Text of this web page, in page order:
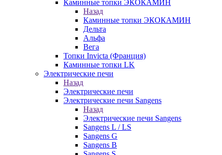
Каминные топки ЭКОКАМИН
Назад
Каминные топки ЭКОКАМИН
Дельта
Альфа
Вега
Топки Invicta (Франция)
Каминные топки LK
Электрические печи
Назад
Электрические печи
Электрические печи Sangens
Назад
Электрические печи Sangens
Sangens L / LS
Sangens G
Sangens B